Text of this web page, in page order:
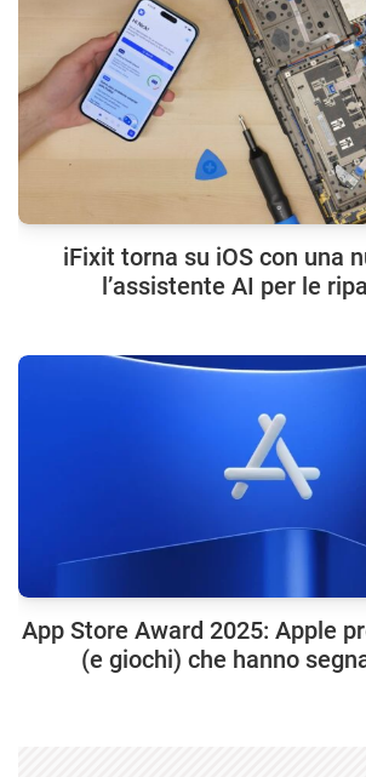
iFixit torna su iOS con una
l’assistente AI per le
App Store Award 2025: Apple
(e giochi) che hanno